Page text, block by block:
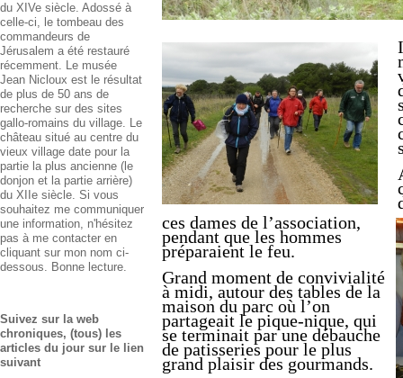
du XIVe siècle. Adossé à
celle-ci, le tombeau des
commandeurs de
Jérusalem a été restauré
récemment. Le musée
Jean Nicloux est le résultat
de plus de 50 ans de
recherche sur des sites
gallo-romains du village. Le
château situé au centre du
vieux village date pour la
partie la plus ancienne (le
donjon et la partie arrière)
du XIIe siècle. Si vous
souhaitez me communiquer
une information, n'hésitez
pas à me contacter en
cliquant sur mon nom ci-
dessous. Bonne lecture.
Suivez sur la web
chroniques, (tous) les
articles du jour sur le lien
suivant
ces dames de l’association,
pendant que les hommes
préparaient le feu.
Grand moment de convivialité
à midi, autour des tables de la
maison du parc où l’on
partageait le pique-nique, qui
se terminait par une débauche
de patisseries pour le plus
grand plaisir des gourmands.